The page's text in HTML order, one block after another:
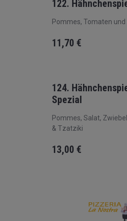
122.
Pommes, Tomaten und
11,70 €
124.
Spezial
Pommes, Salat,
& Tzatziki
13,00 €